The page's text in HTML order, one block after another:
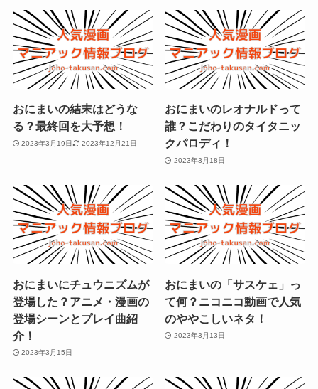
おにまいの結末はどうな
る？最終回を大予想！
2023年3月19日 2023年12月21日
おにまいのレオナルドって
誰？こだわりのタイタニッ
クパロディ！
2023年3月18日
おにまいにチュウニズムが
登場した？アニメ・漫画の
登場シーンとプレイ曲紹
介！
2023年3月15日
おにまいの「サスケェ」っ
て何？ニコニコ動画で人気
のややこしいネタ！
2023年3月13日